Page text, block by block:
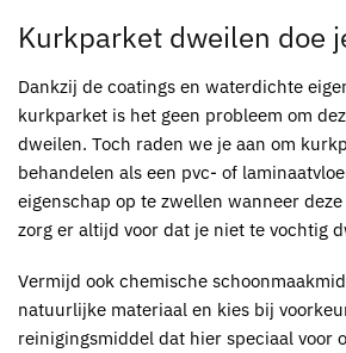
Kurkparket dweilen doe
Dankzij de coatings en waterdichte
kurkparket is het geen probleem om
dweilen. Toch raden we je aan om
behandelen als een pvc- of
eigenschap op te zwellen wanneer
zorg er altijd voor dat je niet te vochtig
Vermijd ook chemische
natuurlijke materiaal en kies bij
reinigingsmiddel dat hier speciaal voor